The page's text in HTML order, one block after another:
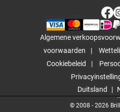
Algemene
voorwaarden
Cookiebeleid
Duitsland
© 2008 - 2026